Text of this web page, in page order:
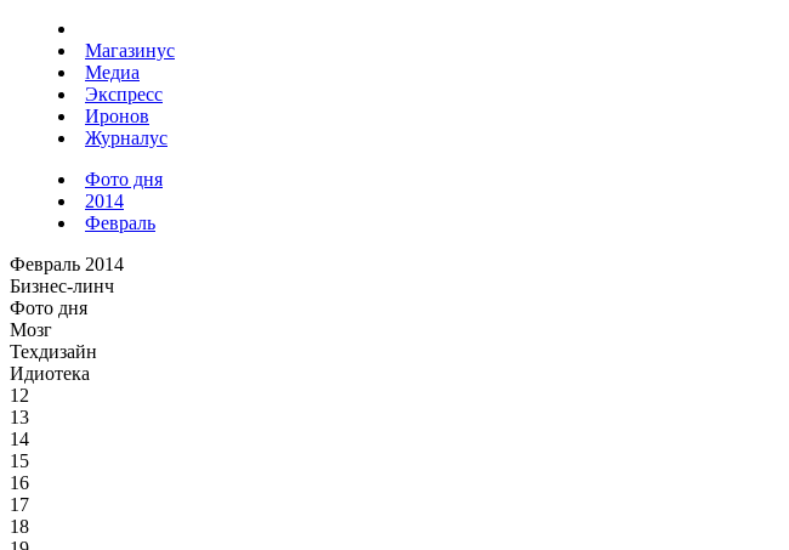
Магазинус
Медиа
Экспресс
Иронов
Журналус
Фото дня
2014
Февраль
Февраль 2014
Бизнес-линч
Фото дня
Мозг
Техдизайн
Идиотека
12
13
14
15
16
17
18